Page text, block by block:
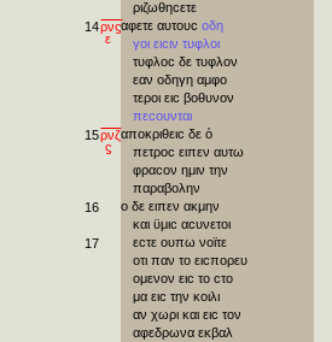
ριζωθηϲετε
14ρνϛ
ε
αφετε αυτουϲ οδη
γοι ειϲιν τυφλοι
τυφλοϲ δε τυφλον
εαν οδηγη αμφο
τεροι ειϲ βοθυνον
πεϲουνται
15ρνζ
ϛ
αποκριθειϲ δε ὁ
πετροϲ ειπεν αυτω
φραϲον ημιν την
παραβολην
16
ο δε ειπεν ακμην
και ϋμιϲ αϲυνετοι
17
εϲτε ουπω νοϊτε
οτι παν το ειϲπορευ
ομενον ειϲ το ϲτο
μα ειϲ την κοιλι
αν χωρι και ειϲ τον
αφεδρωνα εκβαλ